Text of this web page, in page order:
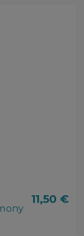
11,50 €